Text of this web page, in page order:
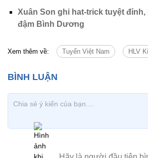
Xuân Son ghi hat-trick tuyệt
đậm Bình Dương
Xem thêm về: Tuyển Việt Nam HLV